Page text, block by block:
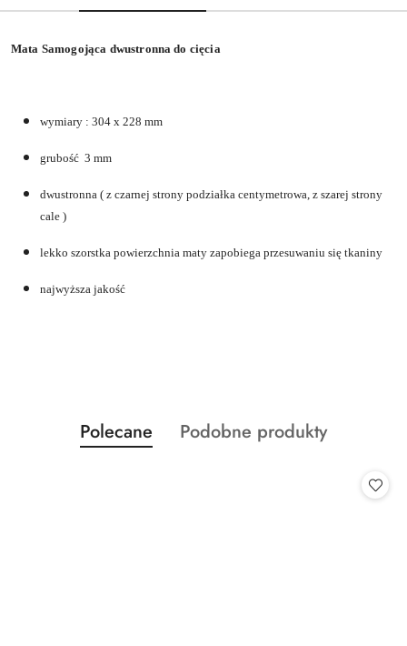
Mata Samogojąca dwustronna do cięcia
wymiary : 304 x 228 mm
grubość 3 mm
dwustronna ( z czarnej strony podziałka centymetrowa, z szarej strony
cale )
lekko szorstka powierzchnia maty zapobiega przesuwaniu się tkaniny
najwyższa jakość
Pomiń karuzelę produktów
Produkty
o
Polecane
Produkty
Podobne produkty